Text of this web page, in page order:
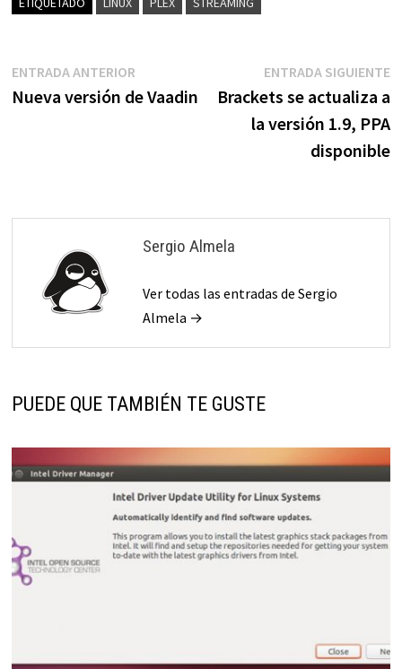
Navegación
de
ENTRADA ANTERIOREntrada
anterior:
Nueva versión de Vaadin
ENTRADA SIGUIENTE
Brackets se actualiza a
la versión 1.9, PPA
disponible
Sergio Almela
Ver todas las entradas de Sergio
Almela →
PUEDE QUE TAMBIÉN TE GUSTE